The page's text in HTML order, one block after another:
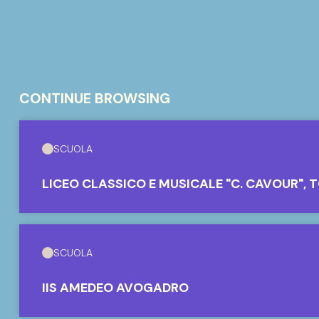
CONTINUE BROWSING
SCUOLA
LICEO CLASSICO E MUSICALE "C. CAVOUR",
SCUOLA
IIS AMEDEO AVOGADRO